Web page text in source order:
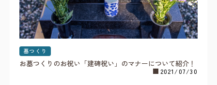
墓つくり
2021/07/30
お墓つくりのお祝い「建碑祝い」のマナーについて紹介！